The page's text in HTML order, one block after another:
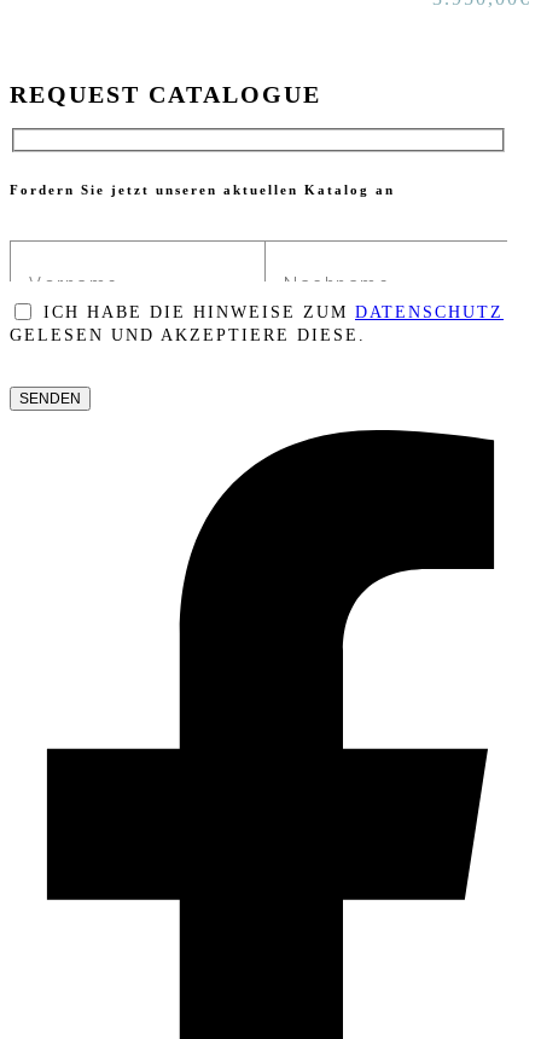
REQUEST CATALOGUE
Fordern Sie jetzt unseren aktuellen Katalog an
ICH HABE DIE HINWEISE ZUM DATENSCHUTZ
GELESEN UND AKZEPTIERE DIESE.
LASSE